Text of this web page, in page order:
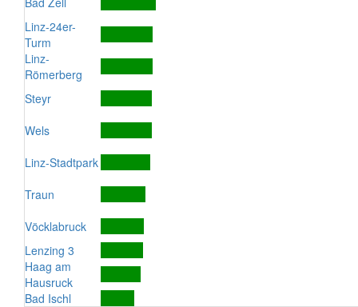
Linz-24er-
Turm
Linz-
Römerberg
Steyr
Wels
Linz-Stadtpark
Traun
Vöcklabruck
Lenzing 3
Haag am
Hausruck
Bad Ischl